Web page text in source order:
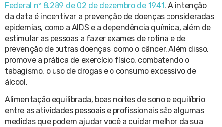
Federal nº 8.289 de 02 de dezembro de 1941. A intenção
da data é incentivar a prevenção de doenças consideradas
epidemias, como a AIDS e a dependência química, além de
estimular as pessoas a fazer exames de rotina e de
prevenção de outras doenças, como o câncer. Além disso,
promove a prática de exercício físico, combatendo o
tabagismo, o uso de drogas e o consumo excessivo de
álcool.
Alimentação equilibrada, boas noites de sono e equilíbrio
entre as atividades pessoais e profissionais são algumas
medidas que podem ajudar você a cuidar melhor da sua